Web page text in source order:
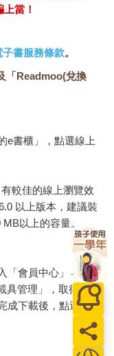
當！
書服務條款。
「Readmoo(兌換
e書櫃」，點選線上
較佳的線上瀏覽效
以上版本，建議裝
以上的容量。
「會員中心」→「我
具管理」，取得通行
成下載後，點選任一